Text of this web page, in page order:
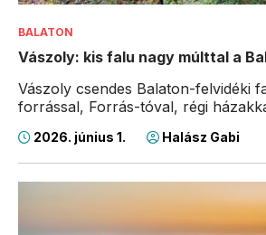
BALATON
Vászoly: kis falu nagy múlttal a
Vászoly csendes Balaton-felvidéki
forrással, Forrás-tóval, régi
2026. június 1. Halász Gabi